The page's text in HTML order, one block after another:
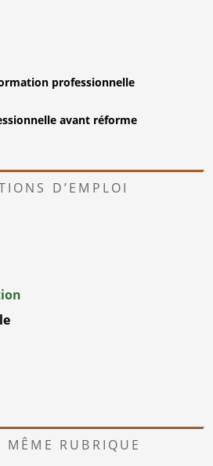
professionnelle
avant réforme
D’EMPLOI
MÊME RUBRIQUE